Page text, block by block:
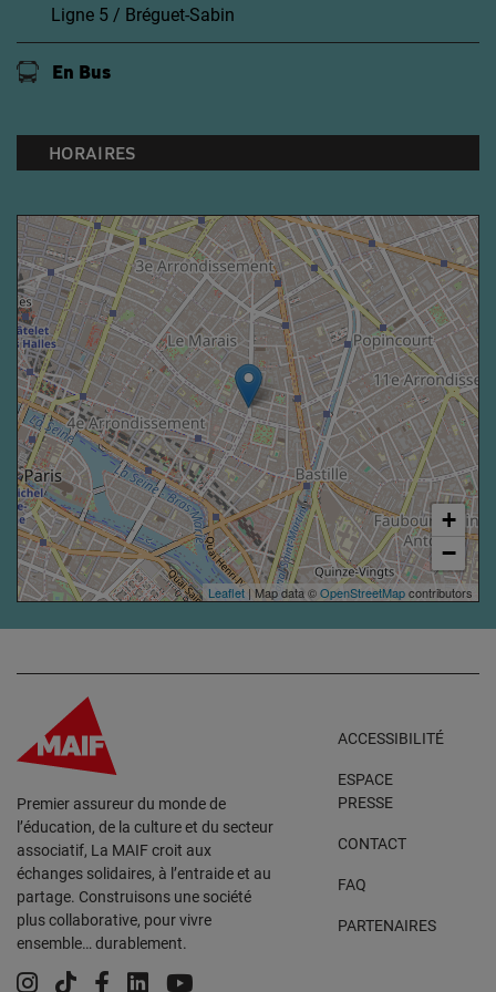
Ligne 5 / Bréguet-Sabin
En Bus
HORAIRES
+
−
Leaflet | Map data ©OpenStreetMapcontributors
Premier assureur du monde de
l’éducation, de la culture et du secteur
associatif, La MAIF croit aux
échanges solidaires, à l’entraide et au
partage. Construisons une société
plus collaborative, pour vivre
ensemble… durablement.
ACCESSIBILITÉ
ESPACE
PRESSE
CONTACT
FAQ
PARTENAIRES
Instagram
TiktokFacebook
LinkedinYouTube